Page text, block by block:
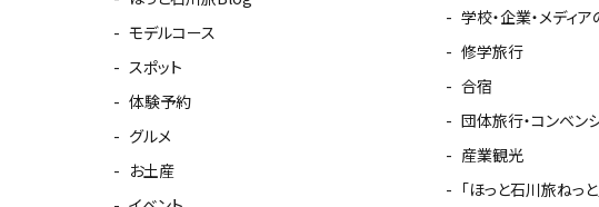
モデルコース
スポット
体験予約
グルメ
お土産
学校・企業・メディ
修学旅行
合宿
団体旅行・コンベン
産業観光
「ほっと石川旅ねっ